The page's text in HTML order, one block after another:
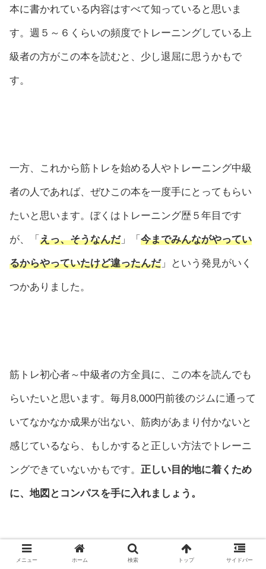
本に書かれている内容はすべて知っていると思いま
す。週５～６くらいの頻度でトレーニングしている上
級者の方がこの本を読むと、少し退屈に思うかもで
す。
一方、これから筋トレを始める人やトレーニング中級
者の人であれば、ぜひこの本を一度手にとってもらい
たいと思います。ぼくはトレーニング歴５年目です
が、「 えっ、そうなんだ」「 今までみんながやってい
るからやっていたけど違ったんだ」という発見がいく
つかありました。
筋トレ初心者～中級者の方全員に、この本を読んでも
らいたいと思います。毎月8,000円前後のジムに通って
いてなかなか成果が出ない、筋肉があまり付かないと
感じているなら、もしかすると正しい方法でトレーニ
ングできていないかもです。 正しい目的地に着くため
に、地図とコンパスを手に入れましょう。
メニュー ホーム 検索 トップ サイドバー